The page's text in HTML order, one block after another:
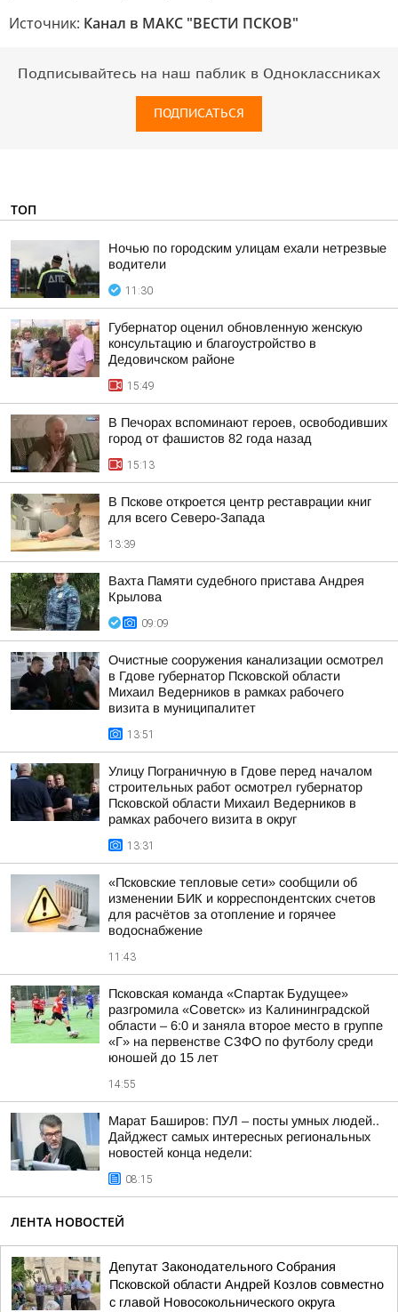
Источник: Канал в МАКС "ВЕСТИ ПСКОВ"
Подписывайтесь на наш паблик в Одноклассниках
ПОДПИСАТЬСЯ
ТОП
Ночью по городским улицам ехали нетрезвые
водители
11:30
Губернатор оценил обновленную женскую
консультацию и благоустройство в
Дедовичском районе
15:49
В Печорах вспоминают героев, освободивших
город от фашистов 82 года назад
15:13
В Пскове откроется центр реставрации книг
для всего Северо-Запада
13:39
Вахта Памяти судебного пристава Андрея
Крылова
09:09
Очистные сооружения канализации осмотрел
в Гдове губернатор Псковской области
Михаил Ведерников в рамках рабочего
визита в муниципалитет
13:51
Улицу Пограничную в Гдове перед началом
строительных работ осмотрел губернатор
Псковской области Михаил Ведерников в
рамках рабочего визита в округ
13:31
«Псковские тепловые сети» сообщили об
изменении БИК и корреспондентских счетов
для расчётов за отопление и горячее
водоснабжение
11:43
Псковская команда «Спартак Будущее»
разгромила «Советск» из Калининградской
области – 6:0 и заняла второе место в группе
«Г» на первенстве СЗФО по футболу среди
юношей до 15 лет
14:55
Марат Баширов: ПУЛ – посты умных людей..
Дайджест самых интересных региональных
новостей конца недели:
08:15
ЛЕНТА НОВОСТЕЙ
Депутат Законодательного Собрания
Псковской области Андрей Козлов совместно
с главой Новосокольнического округа